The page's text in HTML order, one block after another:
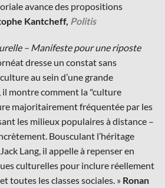
avance des propositions
Kantcheff, Politis
– Manifeste pour une riposte
dresse un constat sans
au sein d’une grande
montre comment la "culture
majoritairement fréquentée par les
les milieux populaires à distance –
Bousculant l’héritage
Lang, il appelle à repenser en
culturelles pour inclure réellement
toutes les classes sociales. » Ronan